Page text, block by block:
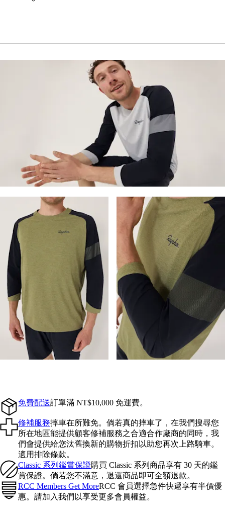
免費配送訂單滿 NT$10,000 免運費。
修補服務摔車在所難免。倘若真的摔車了，在我們搜尋您
所在地區能提供顧客修補服務之合適合作廠商的同時，我
們會提供給您汰舊換新的購物折扣以助您再次上路騎車。
適用排除條款。
Classic 系列鑑賞保證購買 Classic 系列商品享有 30 天的鑑
賞保證。倘若您不滿意，退還商品即可全額退款。
RCC Members Get MoreRCC 會員選擇急件快遞享有半價優
惠。請加入我們以享受更多會員權益。